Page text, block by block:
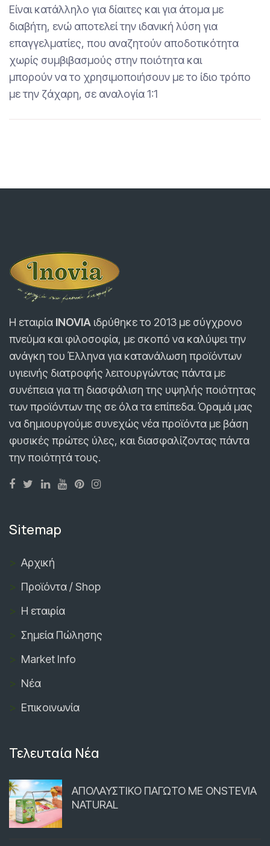
Είναι κατάλληλο για δίαιτες και για άτομα με
διαβήτη, ενώ αποτελεί την ιδανική λύση για
επαγγελματίες, που αναζητούν αποδοτικότητα
χωρίς συμβιβασμούς στην ποιότητα και
μπορούν να το χρησιμοποιήσουν με το ίδιο τρόπο
με την ζάχαρη, σε αναλογία 1:1
Η εταιρία INOVIA ιδρύθηκε τo 2013 με σύγχρονο
πνεύμα και φιλοσοφία, με σκοπό να καλύψει την
ανάγκη του Έλληνα για κατανάλωση προϊόντων
υγιεινής διατροφής λειτουργώντας πάντα με
συνέπεια για τη διασφάλιση της υψηλής ποιότητας
των προϊόντων της σε όλα τα επίπεδα. Όραμά μας
να δημιουργούμε συνεχώς νέα προϊόντα με βάση
φυσικές πρώτες ύλες, και διασφαλίζοντας πάντα
την ποιότητά τους.
Sitemap
Αρχική
Προϊόντα / Shop
Η εταιρία
Σημεία Πώλησης
Market Info
Νέα
Επικοινωνία
Τελευταία Νέα
ΑΠΟΛΑΥΣΤΙΚΟ ΠΑΓΩΤΟ ΜΕ ONSTEVIA
NATURAL